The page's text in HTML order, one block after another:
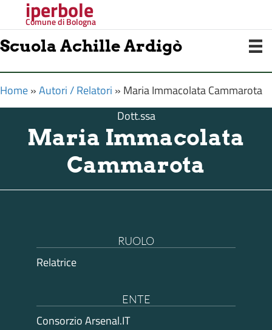
iperbole
Comune di Bologna
Scuola Achille Ardigò
Home»Autori / Relatori » Maria Immacolata Cammarota
Dott.ssa
Maria Immacolata
Cammarota
RUOLO
Relatrice
ENTE
Consorzio Arsenal.IT